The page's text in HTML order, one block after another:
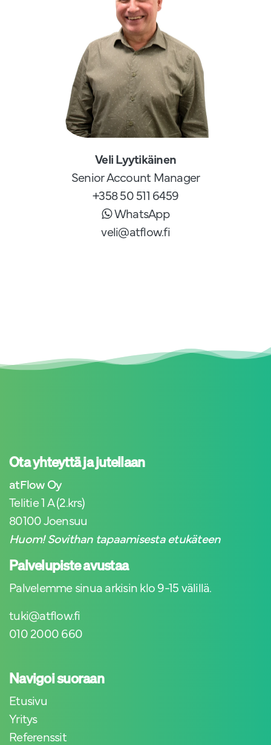
Veli Lyytikäinen
Senior Account Manager
+358 50 511 6459
WhatsApp
veli@atflow.fi
Ota yhteyttä ja jutellaan
atFlow Oy
Telitie 1 A (2.krs)
80100 Joensuu
Huom! Sovithan tapaamisesta etukäteen
Palvelupiste avustaa
Palvelemme sinua arkisin klo 9-15 välillä.
tuki@atflow.fi
010 2000 660
Navigoi suoraan
Etusivu
Yritys
Referenssit